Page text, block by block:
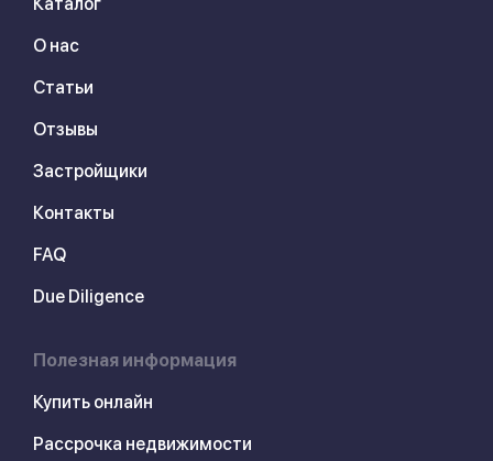
О нас
Статьи
Отзывы
Застройщики
Контакты
FAQ
Due Diligence
Полезная информация
Купить онлайн
Рассрочка недвижимости